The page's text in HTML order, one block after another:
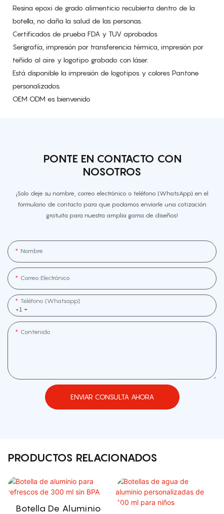
Resina epoxi de grado alimenticio recubierta dentro de la
botella, no daña la salud de las personas.
Certificados de prueba FDA y TUV aprobados
Serigrafía, impresión por transferencia térmica, impresión por
teñido al aire y logotipo grabado con láser.
Está disponible la impresión de logotipos y colores Pantone
personalizados.
OEM ODM es bienvenido
PONTE EN CONTACTO CON
NOSOTROS
¡Solo deje su nombre, correo electrónico o teléfono (WhatsApp) en el
formulario de contacto para que podamos enviarle una cotización
gratuita para nuestra amplia gama de diseños!
Nombre
Correo Electrónico
+1
Teléfono (whatsapp]
Contenido
ENVIAR CONSULTA AHORA
PRODUCTOS RELACIONADOS
Botella De Aluminio